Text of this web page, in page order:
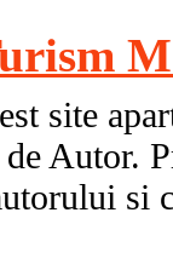
site
Autor.
si